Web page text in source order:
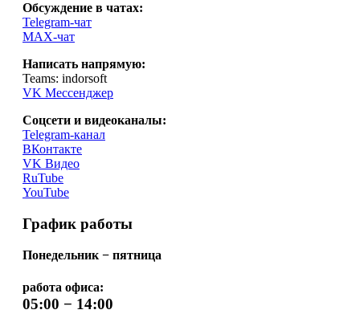
Обсуждение в чатах:
Telegram-чат
MAX-чат
Написать напрямую:
Teams: indorsoft
VK Мессенджер
Соцсети и видеоканалы:
Telegram-канал
ВКонтакте
VK Видео
RuTube
YouTube
График работы
Понедельник − пятница
работа офиса:
05:00 − 14:00